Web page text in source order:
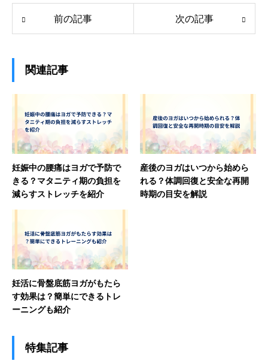
前の記事 次の記事
関連記事
妊娠中の腰痛はヨガで予防で
きる？マタニティ期の負担を
減らすストレッチを紹介
産後のヨガはいつから始めら
れる？体調回復と安全な再開
時期の目安を解説
妊活に骨盤底筋ヨガがもたら
す効果は？簡単にできるトレ
ーニングも紹介
特集記事